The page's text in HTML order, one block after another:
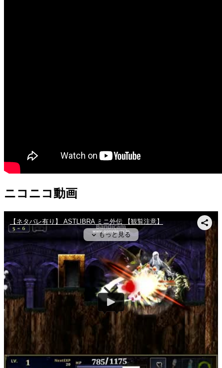
ニコニコ動画